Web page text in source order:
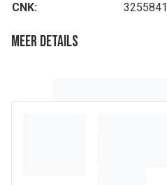
CNK:
3255841
Meer details
Samenstelling